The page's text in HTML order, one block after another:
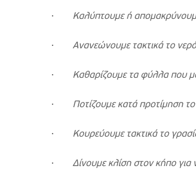
· Καλύπτουμε ή
· Ανανεώνουμε τακτικά το
· Καθαρίζουμε τα φύλλα που
· Ποτίζουμε κατά προτίμηση
· Κουρεύουμε τακτικά το
· Δίνουμε κλίση στον κήπο